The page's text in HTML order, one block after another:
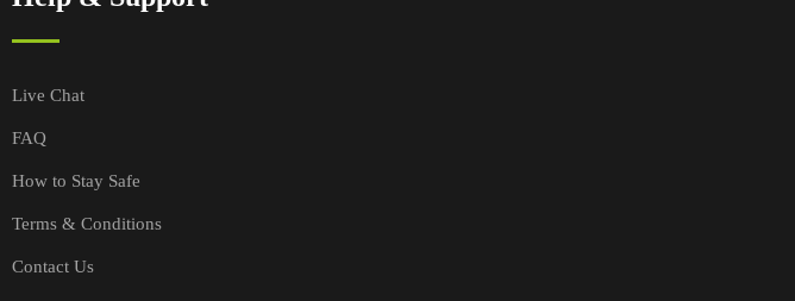
Live Chat
FAQ
How to Stay Safe
Terms & Conditions
Contact Us